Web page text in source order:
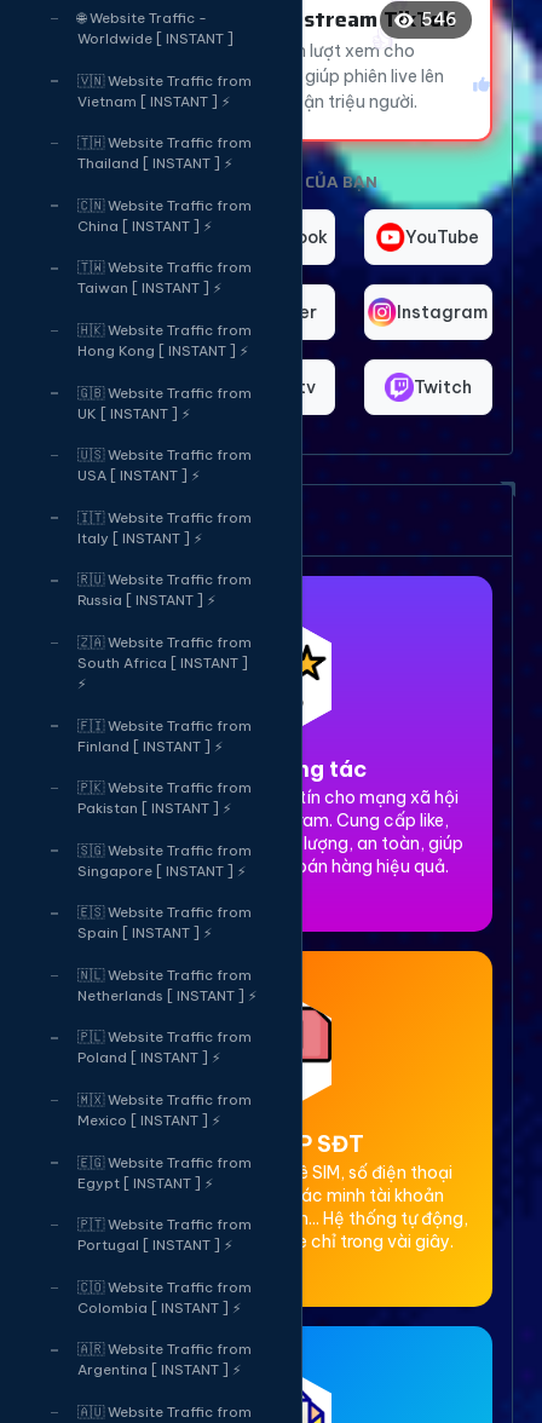
🌐 Website Traffic -
Worldwide [ INSTANT ]
🇻🇳 Website Traffic from
Vietnam [ INSTANT ] ⚡
🇹🇭 Website Traffic from
Thailand [ INSTANT ] ⚡
🇨🇳 Website Traffic from
China [ INSTANT ] ⚡
🇹🇼 Website Traffic from
Taiwan [ INSTANT ] ⚡
🇭🇰 Website Traffic from
Hong Kong [ INSTANT ] ⚡
🇬🇧 Website Traffic from
UK [ INSTANT ] ⚡
🇺🇸 Website Traffic from
USA [ INSTANT ] ⚡
🇮🇹 Website Traffic from
Italy [ INSTANT ] ⚡
🇷🇺 Website Traffic from
Russia [ INSTANT ] ⚡
🇿🇦 Website Traffic from
South Africa [ INSTANT ]
⚡
🇫🇮 Website Traffic from
Finland [ INSTANT ] ⚡
🇵🇰 Website Traffic from
Pakistan [ INSTANT ] ⚡
🇸🇬 Website Traffic from
Singapore [ INSTANT ] ⚡
🇪🇸 Website Traffic from
Spain [ INSTANT ] ⚡
🇳🇱 Website Traffic from
Netherlands [ INSTANT ] ⚡
🇵🇱 Website Traffic from
Poland [ INSTANT ] ⚡
🇲🇽 Website Traffic from
Mexico [ INSTANT ] ⚡
🇪🇬 Website Traffic from
Egypt [ INSTANT ] ⚡
🇵🇹 Website Traffic from
Portugal [ INSTANT ] ⚡
🇨🇴 Website Traffic from
Colombia [ INSTANT ] ⚡
🇦🇷 Website Traffic from
Argentina [ INSTANT ] ⚡
🇦🇺 Website Traffic from
Tăng Mắt Livestream TikTok
Thu hút hàng ngàn lượt xem cho
livestream TikTok, giúp phiên live lên
xu hướng và tiếp cận triệu người.
546
CHỌN NỀN TẢNG CỦA BẠN
TikTok Facebook YouTube
Twitter Instagram
Shopee Bigo.tv Twitch
Dịch vụ của chúng tôi
1. Tăng tương tác
Dịch vụ tăng tương tác uy tín cho mạng xã hội
Facebook, TikTok, Instagram. Cung cấp like,
share, comment, view chất lượng, an toàn, giúp
xây dựng thương hiệu và bán hàng hiệu quả.
2. Thuê OTP SĐT
Cung cấp dịch vụ cho thuê SIM, số điện thoại
(SĐT) để nhận mã OTP xác minh tài khoản
Facebook, Google, Telegram... Hệ thống tự động,
bảo mật, giá rẻ, nhận code chỉ trong vài giây.